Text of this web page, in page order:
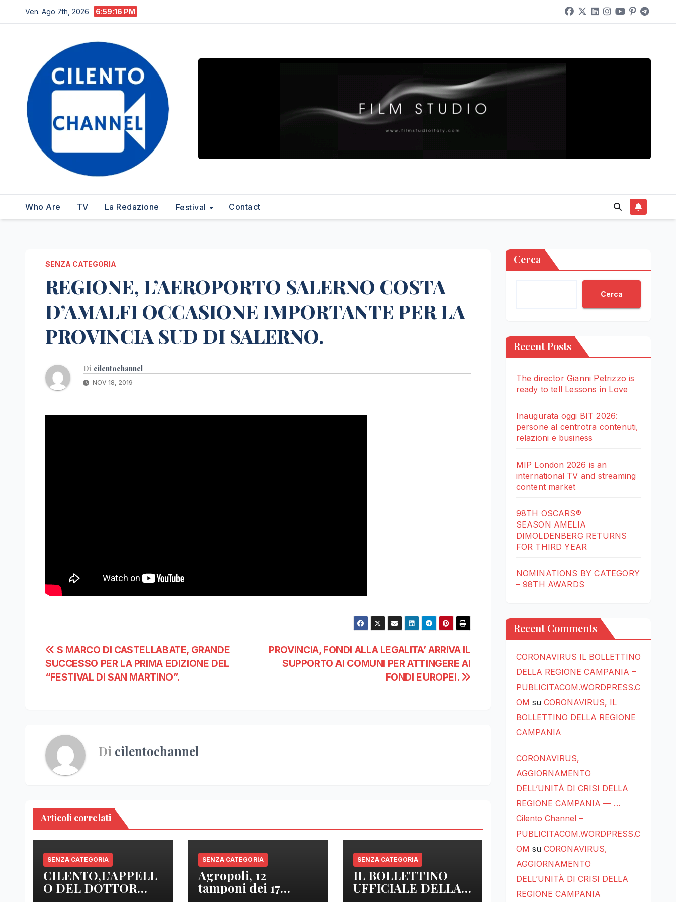
al
Ven. Ago 7th, 2026 6:59:17 PM
Who Are TV La Redazione Festival Contact
SENZA CATEGORIA
REGIONE, L’AEROPORTO SALERNO COSTA
D’AMALFI OCCASIONE IMPORTANTE PER LA
PROVINCIA SUD DI SALERNO.
Di cilentochannel
NOV 18, 2019
Navigazione
articoli
PROVINCIA, FONDI ALLA LEGALITA’ ARRIVA IL
SUPPORTO AI COMUNI PER ATTINGERE AI
FONDI EUROPEI.
S MARCO DI CASTELLABATE, GRANDE
SUCCESSO PER LA PRIMA EDIZIONE DEL
“FESTIVAL DI SAN MARTINO”.
Di cilentochannel
Articoli correlati
SENZA CATEGORIA
CILENTO,L’APPELL
O DEL DOTTOR
SENZA CATEGORIA
Agropoli, 12
tamponi dei 17
SENZA CATEGORIA
IL BOLLETTINO
UFFICIALE DELLA
Cerca
Cerca
Recent Posts
The director Gianni Petrizzo is
ready to tell Lessons in Love
Inaugurata oggi BIT 2026:
persone al centrotra contenuti,
relazioni e business
MIP London 2026 is an
international TV and streaming
content market
98TH OSCARS®
SEASON AMELIA
DIMOLDENBERG RETURNS
FOR THIRD YEAR
NOMINATIONS BY CATEGORY
– 98TH AWARDS
Recent Comments
CORONAVIRUS IL BOLLETTINO
DELLA REGIONE CAMPANIA –
PUBLICITACOM.WORDPRESS.C
OM su CORONAVIRUS, IL
BOLLETTINO DELLA REGIONE
CAMPANIA
CORONAVIRUS,
AGGIORNAMENTO
DELL’UNITÀ DI CRISI DELLA
REGIONE CAMPANIA — …
Cilento Channel –
PUBLICITACOM.WORDPRESS.C
OM su CORONAVIRUS,
AGGIORNAMENTO
DELL’UNITÀ DI CRISI DELLA
REGIONE CAMPANIA